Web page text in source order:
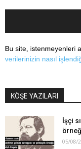
Bu site, istenmeyenleri
verilerinizin nasıl
KÖŞE YAZILARI
İşçi
05/08/